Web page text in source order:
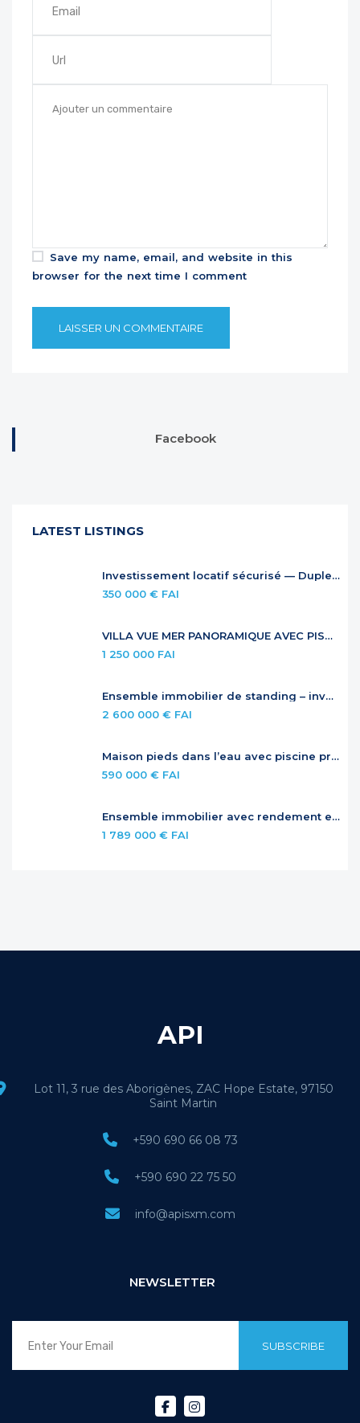
Save my name, email, and website in this
browser for the next time I comment
Facebook
LATEST LISTINGS
Investissement locatif sécurisé — Duplex à Anse Marcel
350 000 € FAI
VILLA VUE MER PANORAMIQUE AVEC PISCINE À DÉBORDEMENT
1 250 000 FAI
Ensemble immobilier de standing – investissement locatif premium
2 600 000 € FAI
Maison pieds dans l’eau avec piscine privée
590 000 € FAI
Ensemble immobilier avec rendement et potentiel – Jardins de la Baie Orientale
1 789 000 € FAI
API
Lot 11, 3 rue des Aborigènes, ZAC Hope Estate, 97150
Saint Martin
+590 690 66 08 73
+590 690 22 75 50
info@apisxm.com
NEWSLETTER
SUBSCRIBE